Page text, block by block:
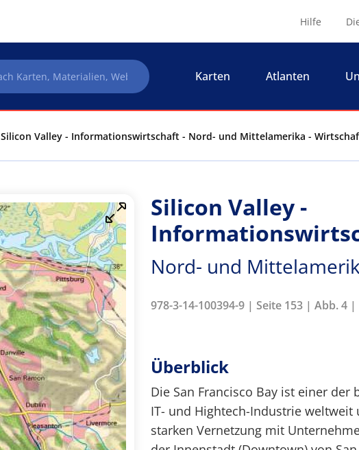
Hilfe
Karten Atlanten
Silicon Valley - Informationswirtschaft - Nord- und Mittelamerika -
Silicon Valley -
Nord- und
978-3-14-100394-9 | Seite 153 | Abb. 4
Überblick
Die San Francisco Bay ist einer
IT- und Hightech-Industrie
starken Vernetzung mit